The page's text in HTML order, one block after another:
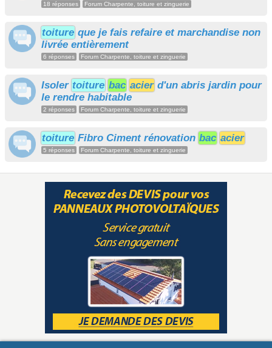
18 réponses Forum Charpente, toiture et zinguerie
toiture que je fais refaire et marchandise non
livrée entièrement
6 réponses Forum Charpente, toiture et zinguerie
Isoler toiture bac acier d'un abris jardin pour
le rendre habitable
2 réponses Forum Charpente, toiture et zinguerie
toiture Fibro Ciment rénovation bac acier
5 réponses Forum Charpente, toiture et zinguerie